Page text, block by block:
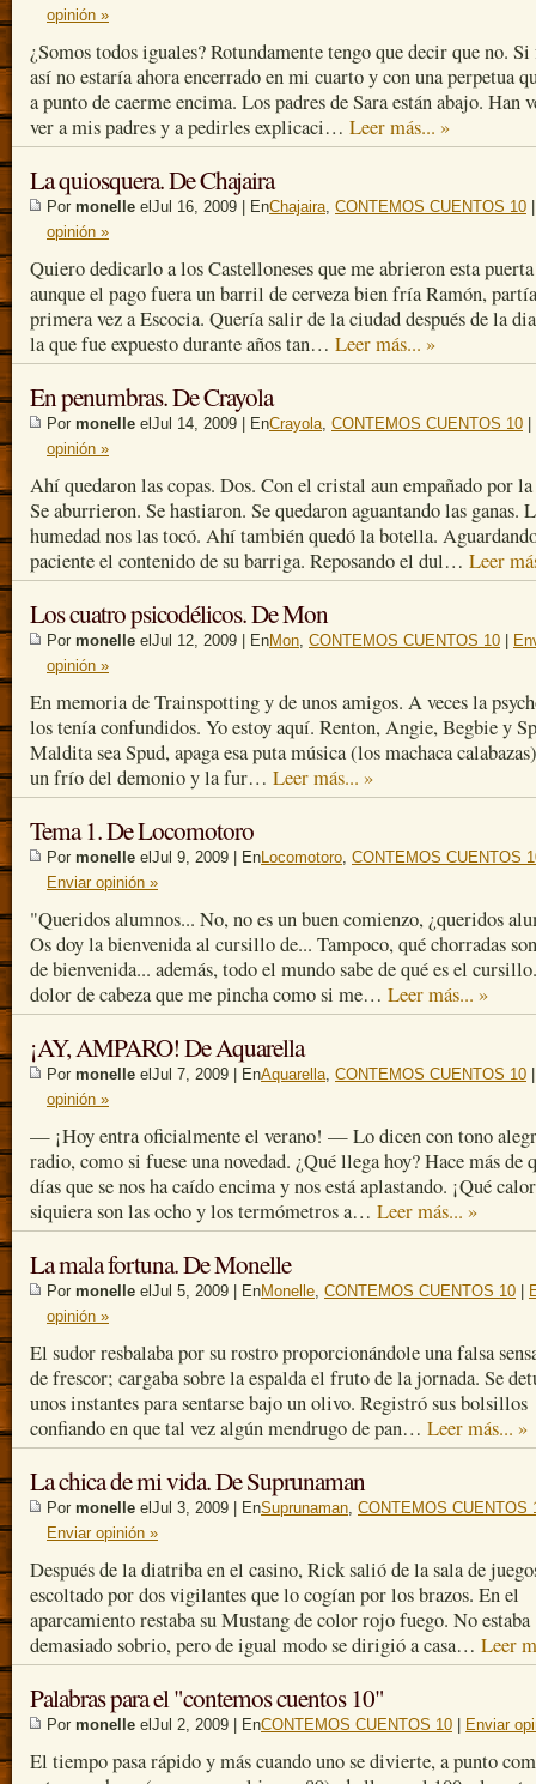
opinión »
¿Somos todos iguales? Rotundamente tengo que decir que no. Si
así no estaría ahora encerrado en mi cuarto y con una perpetua
a punto de caerme encima. Los padres de Sara están abajo. Han
ver a mis padres y a pedirles explicaci… Leer más... »
La quiosquera. De Chajaira
Por monelle elJul 16, 2009 | EnChajaira, CONTEMOS CUENTOS 10
opinión »
Quiero dedicarlo a los Castelloneses que me abrieron esta puerta
aunque el pago fuera un barril de cerveza bien fría Ramón,
primera vez a Escocia. Quería salir de la ciudad después de la
la que fue expuesto durante años tan… Leer más... »
En penumbras. De Crayola
Por monelle elJul 14, 2009 | EnCrayola, CONTEMOS CUENTOS 10
opinión »
Ahí quedaron las copas. Dos. Con el cristal aun empañado por la
Se aburrieron. Se hastiaron. Se quedaron aguantando las ganas.
humedad nos las tocó. Ahí también quedó la botella.
paciente el contenido de su barriga. Reposando el dul… Leer
Los cuatro psicodélicos. De Mon
Por monelle elJul 12, 2009 | EnMon, CONTEMOS CUENTOS 10
opinión »
En memoria de Trainspotting y de unos amigos. A veces la
los tenía confundidos. Yo estoy aquí. Renton, Angie, Begbie y
Maldita sea Spud, apaga esa puta música (los machaca
un frío del demonio y la fur… Leer más... »
Tema 1. De Locomotoro
Por monelle elJul 9, 2009 | EnLocomotoro, CONTEMOS CUENTOS
Enviar opinión »
"Queridos alumnos... No, no es un buen comienzo, ¿queridos
Os doy la bienvenida al cursillo de... Tampoco, qué chorradas
de bienvenida... además, todo el mundo sabe de qué es el
dolor de cabeza que me pincha como si me… Leer más... »
¡AY, AMPARO! De Aquarella
Por monelle elJul 7, 2009 | EnAquarella, CONTEMOS CUENTOS 10
opinión »
— ¡Hoy entra oficialmente el verano! — Lo dicen con tono
radio, como si fuese una novedad. ¿Qué llega hoy? Hace más de
días que se nos ha caído encima y nos está aplastando. ¡Qué
siquiera son las ocho y los termómetros a… Leer más... »
La mala fortuna. De Monelle
Por monelle elJul 5, 2009 | EnMonelle, CONTEMOS CUENTOS 10
opinión »
El sudor resbalaba por su rostro proporcionándole una falsa
de frescor; cargaba sobre la espalda el fruto de la jornada. Se
unos instantes para sentarse bajo un olivo. Registró sus bolsillos
confiando en que tal vez algún mendrugo de pan… Leer más... »
La chica de mi vida. De Suprunaman
Por monelle elJul 3, 2009 | EnSuprunaman, CONTEMOS CUENTOS
Enviar opinión »
Después de la diatriba en el casino, Rick salió de la sala de
escoltado por dos vigilantes que lo cogían por los brazos. En el
aparcamiento restaba su Mustang de color rojo fuego. No estaba
demasiado sobrio, pero de igual modo se dirigió a casa… Leer
Palabras para el "contemos cuentos 10"
Por monelle elJul 2, 2009 | EnCONTEMOS CUENTOS 10 Enviar
El tiempo pasa rápido y más cuando uno se divierte, a punto